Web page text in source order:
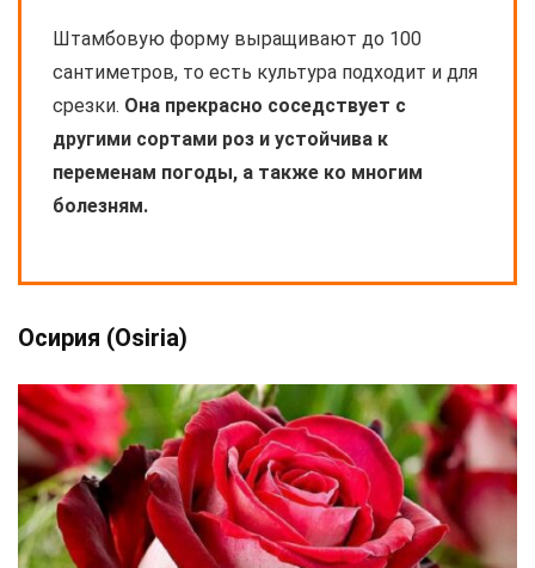
Штамбовую форму выращивают до 100
сантиметров, то есть культура подходит и для
срезки. Она прекрасно соседствует с
другими сортами роз и устойчива к
переменам погоды, а также ко многим
болезням.
Осирия (Osiria)